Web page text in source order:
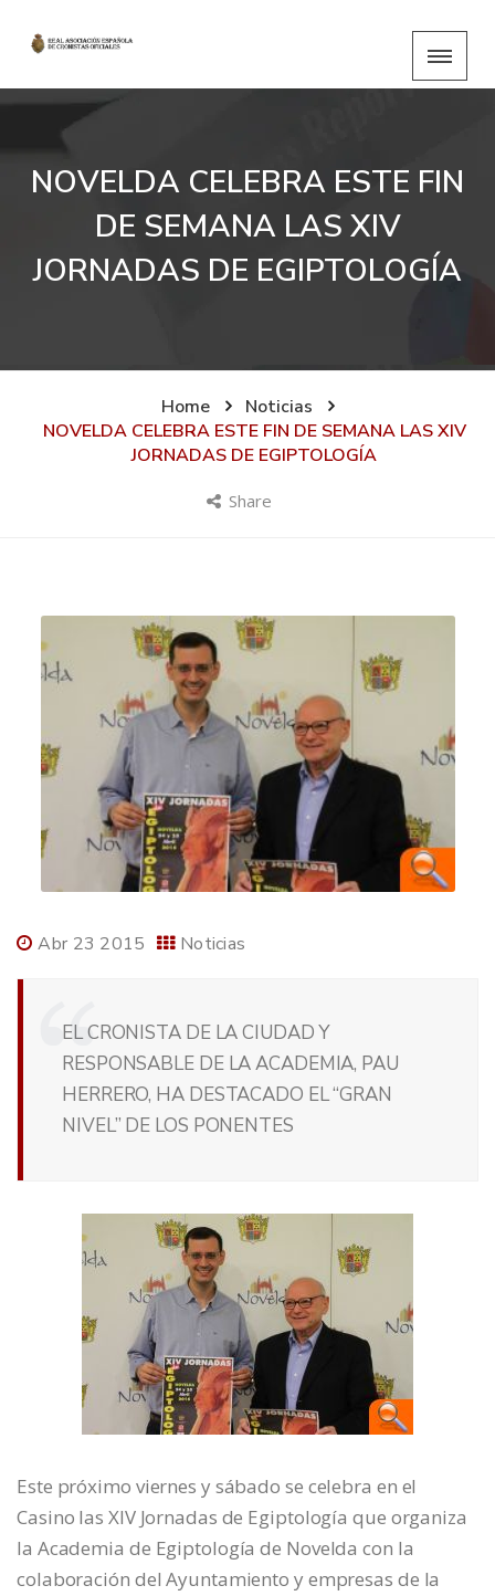
NOVELDA CELEBRA ESTE FIN
DE SEMANA LAS XIV
JORNADAS DE EGIPTOLOGÍA
Home
Noticias
NOVELDA CELEBRA ESTE FIN DE SEMANA LAS XIV
JORNADAS DE EGIPTOLOGÍA
Share
Abr 23 2015 Noticias
EL CRONISTA DE LA CIUDAD Y
RESPONSABLE DE LA ACADEMIA, PAU
HERRERO, HA DESTACADO EL “GRAN
NIVEL” DE LOS PONENTES
Este próximo viernes y sábado se celebra en el
Casino las XIV Jornadas de Egiptología que organiza
la Academia de Egiptología de Novelda con la
colaboración del Ayuntamiento y empresas de la